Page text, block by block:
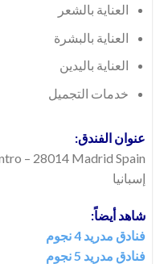
العناية بالشعر
العناية بالبشرة
العناية باليدين
خدمات التجميل
عنوان الفندق:
إسبانيا
شاهد أيضاً:
فنادق مدريد 4 نجوم
فنادق مدريد 5 نجوم